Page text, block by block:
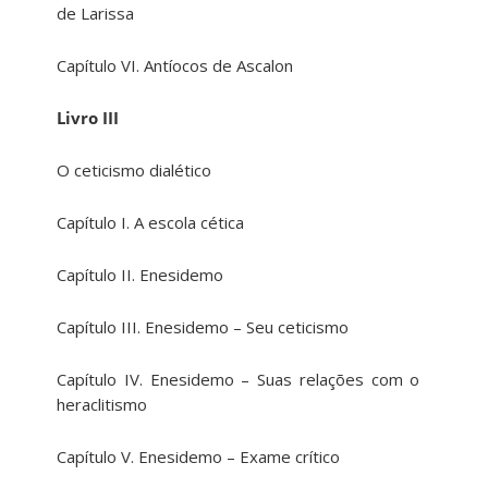
de Larissa
Capítulo VI. Antíocos de Ascalon
Livro III
O ceticismo dialético
Capítulo I. A escola cética
Capítulo II. Enesidemo
Capítulo III. Enesidemo – Seu ceticismo
Capítulo IV. Enesidemo – Suas relações com o
heraclitismo
Capítulo V. Enesidemo – Exame crítico